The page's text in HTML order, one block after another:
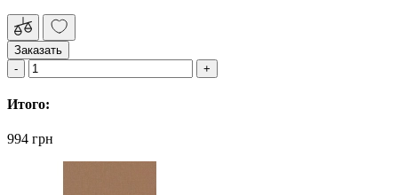
Заказать
Итого:
994 грн